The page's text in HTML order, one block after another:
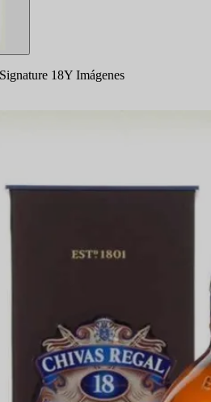
18Y Imágenes